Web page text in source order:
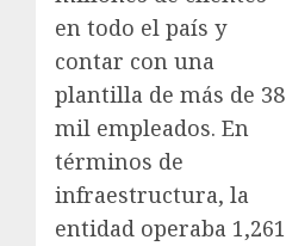
en todo el país y
contar con una
plantilla de más de 38
mil empleados. En
términos de
infraestructura, la
entidad operaba 1,261